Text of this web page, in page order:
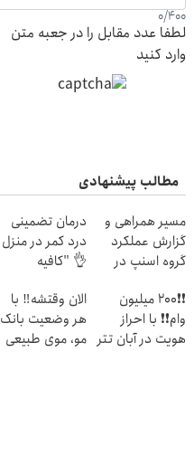
0/400
لطفا عدد مقابل را در جعبه متن
وارد کنید
مطالب پیشنهادی
مسیر همراهی و
گزارش عملکرد
گروه اسنپ در
درمان تضمینی
درد کمر در منزل
👌 "کافیه
کنی"
❗❗200 میلیون
وام❗❗ با احراز
هویت در آبان تتر
الان وقتشه‼️ با
هر وضعیت بانک
مو، موی طبیعی